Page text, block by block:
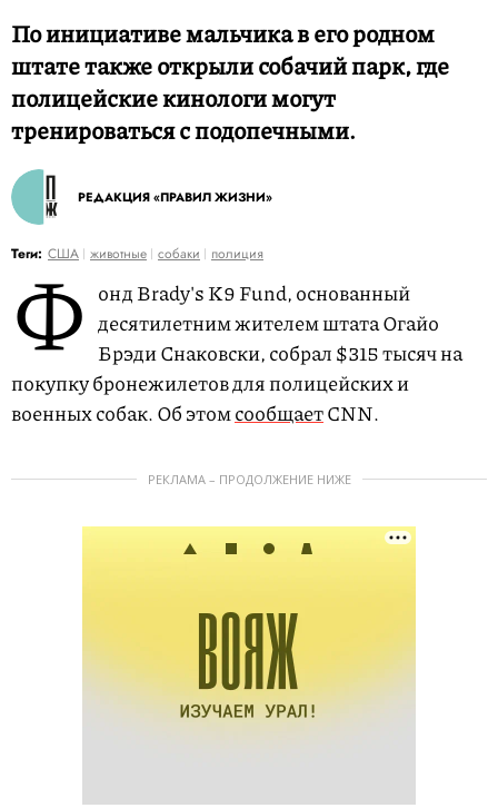
По инициативе мальчика в его родном
штате также открыли собачий парк, где
полицейские кинологи могут
тренироваться с подопечными.
РЕДАКЦИЯ «ПРАВИЛ ЖИЗНИ»
Теги: США животные собаки полиция
Ф онд Brady's K9 Fund, основанный
десятилетним жителем штата Огайо
Брэди Снаковски, собрал $315 тысяч на
покупку бронежилетов для полицейских и
военных собак. Об этомсообщаетCNN.
РЕКЛАМА – ПРОДОЛЖЕНИЕ НИЖЕ